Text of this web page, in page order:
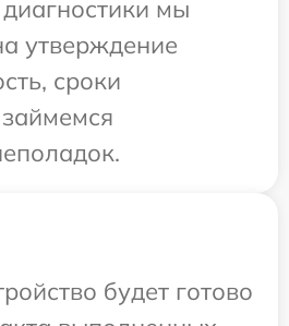
мы
утверждение
сроки
будет готово